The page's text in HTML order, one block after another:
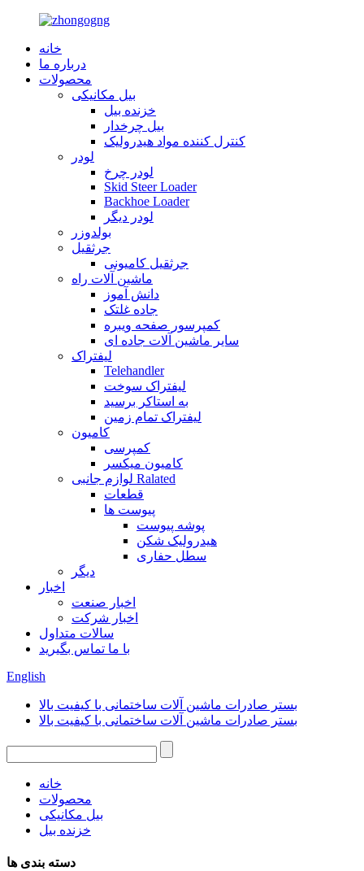
خانه
درباره ما
محصولات
بیل مکانیکی
خزنده بیل
بیل چرخدار
کنترل کننده مواد هیدرولیک
لودر
لودر چرخ
Skid Steer Loader
Backhoe Loader
لودر دیگر
بولدوزر
جرثقیل
جرثقیل کامیونی
ماشین آلات راه
دانش آموز
جاده غلتک
کمپرسور صفحه ویبره
سایر ماشین آلات جاده ای
لیفتراک
Telehandler
لیفتراک سوخت
به استاکر برسید
لیفتراک تمام زمین
کامیون
کمپرسی
کامیون میکسر
لوازم جانبی Ralated
قطعات
پیوست ها
پوشه پیوست
هیدرولیک شکن
سطل حفاری
دیگر
اخبار
اخبار صنعت
اخبار شرکت
سالات متداول
با ما تماس بگیرید
English
بستر صادرات ماشین آلات ساختمانی با کیفیت بالا
بستر صادرات ماشین آلات ساختمانی با کیفیت بالا
خانه
محصولات
بیل مکانیکی
خزنده بیل
دسته بندی ها